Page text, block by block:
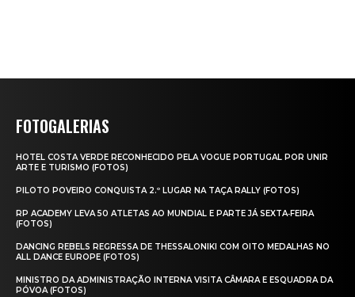
FOTOGALERIAS
HOTEL COSTA VERDE RECONHECIDO PELA VOGUE PORTUGAL POR UNIR
ARTE E TURISMO (FOTOS)
PILOTO POVEIRO CONQUISTA 2.º LUGAR NA TAÇA RALLY (FOTOS)
RP ACADEMY LEVA 50 ATLETAS AO MUNDIAL E PARTE JÁ SEXTA‑FEIRA
(FOTOS)
DANCING REBELS REGRESSA DE THESSALONIKI COM OITO MEDALHAS NO
ALL DANCE EUROPE (FOTOS)
MINISTRO DA ADMINISTRAÇÃO INTERNA VISITA CÂMARA E ESQUADRA DA
PÓVOA (FOTOS)